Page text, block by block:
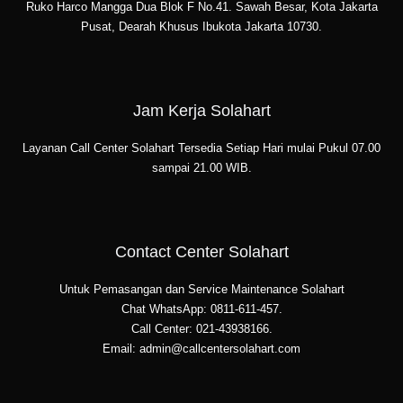
Ruko Harco Mangga Dua Blok F No.41. Sawah Besar, Kota Jakarta
Pusat, Dearah Khusus Ibukota Jakarta 10730.
Jam Kerja Solahart
Layanan Call Center Solahart Tersedia Setiap Hari mulai Pukul 07.00
sampai 21.00 WIB.
Contact Center Solahart
Untuk Pemasangan dan Service Maintenance Solahart
Chat WhatsApp: 0811-611-457.
Call Center: 021-43938166.
Email: admin@callcentersolahart.com